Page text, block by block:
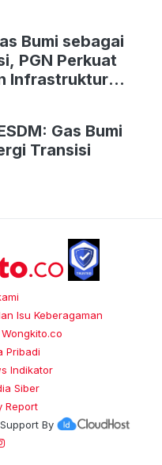
Bumi sebagai
PGN Perkuat
Infrastruktur
Gas Bumi
Transisi
Isu Keberagaman
Pribadi
Indikator
Siber
Report
By